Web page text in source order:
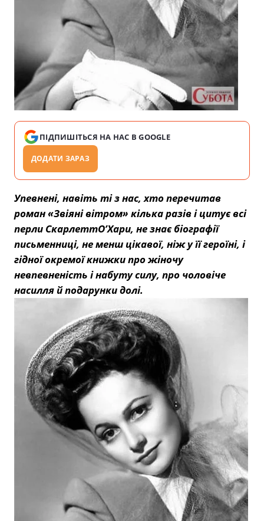
ПІДПИШІТЬСЯ НА НАС В GOOGLE
ДОДАТИ ЗАРАЗ
Упевнені, навіть ті з нас, хто перечитав
роман «Звіяні вітром» кілька разів і цитує всі
перли СкарлеттО’Хари, не знає біографії
письменниці, не менш цікавої, ніж у її героїні, і
гідної окремої книжки про жіночу
невпевненість і набуту силу, про чоловіче
насилля й подарунки долі.